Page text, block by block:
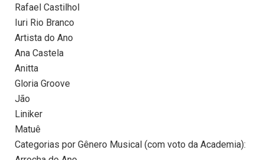
Rafael Castilhol
Iuri Rio Branco
Artista do Ano
Ana Castela
Anitta
Gloria Groove
Jão
Liniker
Matuê
Categorias por Gênero Musical (com voto da Academia):